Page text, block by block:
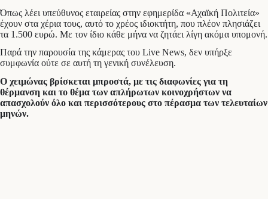
Όπως λέει υπεύθυνος εταιρείας στην εφημερίδα «Αχαϊκή Πολιτεία»
έχουν στα χέρια τους, αυτό το χρέος ιδιοκτήτη, που πλέον πλησιάζει
τα 1.500 ευρώ. Με τον ίδιο κάθε μήνα να ζητάει λίγη ακόμα υπομονή.
Παρά την παρουσία της κάμερας του Live News, δεν υπήρξε
συμφωνία ούτε σε αυτή τη γενική συνέλευση.
Ο χειμώνας βρίσκεται μπροστά, με τις διαφωνίες για τη
θέρμανση και το θέμα των απλήρωτων κοινοχρήστων να
απασχολούν όλο και περισσότερους στο πέρασμα των τελευταίων
μηνών.